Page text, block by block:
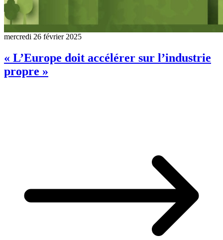
mercredi 26 février 2025
« L’Europe doit accélérer sur l’industrie
propre »